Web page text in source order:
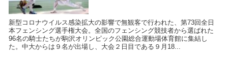
新型コロナウイルス感染拡大の影響で無観客で行われた、第73回全日
本フェンシング選手権大会。全国のフェンシング競技者から選ばれた
96名の騎士たちが駒沢オリンピック公園総合運動場体育館に集結し
た。中大からは９名が出場し、大会２日目である９月18...